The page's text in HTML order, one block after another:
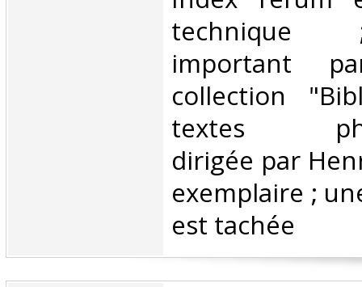
technique
important
collection
textes
dirigée par
exemplaire ;
est tachée ‎